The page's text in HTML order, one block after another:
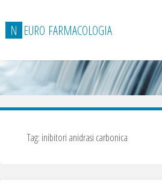
contenuto
N EURO FARMACOLOGIA
Tag: inibitori anidrasi carbonica